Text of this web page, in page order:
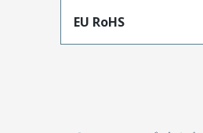
EU RoHS